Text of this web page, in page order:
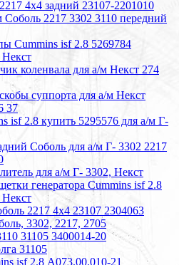
4х4 задний 23107-2201010
2217 3302 3110 передний
Cummins isf 2.8 5269784
Некст
коленвала для а/м Некст 274
суппорта для а/м Некст
37
isf 2.8 купить 5295576 для а/м Г-
Соболь для а/м Г- 3302 2217
для а/м Г- 3302, Некст
генератора Cummins isf 2.8
Некст
2217 4х4 23107 2304063
3302, 2217, 2705
31105 3400014-20
31105
isf 2.8 А073.00.010-21